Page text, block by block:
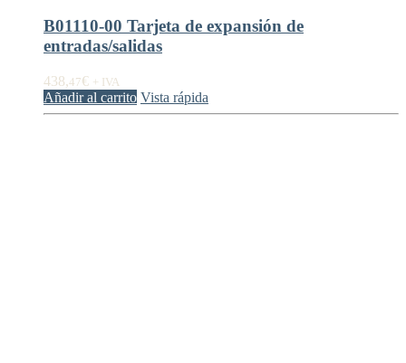
B01110-00 Tarjeta de expansión de
entradas/salidas
438,47€ + IVA
Añadir al carrito Vista rápida